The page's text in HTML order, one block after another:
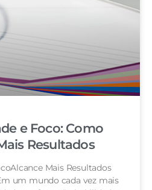
e Foco: Como
Resultados
Mais Resultados
um mundo cada vez mais